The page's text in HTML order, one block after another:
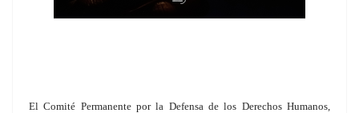
El Comité Permanente por la Defensa de los Derechos Humanos,